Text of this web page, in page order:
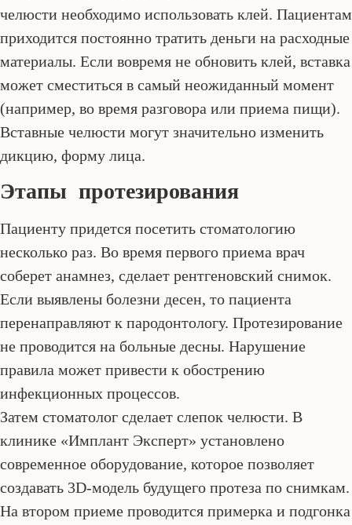
челюсти необходимо использовать клей. Пациентам
приходится постоянно тратить деньги на расходные
материалы. Если вовремя не обновить клей, вставка
может сместиться в самый неожиданный момент
(например, во время разговора или приема пищи).
Вставные челюсти могут значительно изменить
дикцию, форму лица.
Этапы протезирования
Пациенту придется посетить стоматологию
несколько раз. Во время первого приема врач
соберет анамнез, сделает рентгеновский снимок.
Если выявлены болезни десен, то пациента
перенаправляют к пародонтологу. Протезирование
не проводится на больные десны. Нарушение
правила может привести к обострению
инфекционных процессов.
Затем стоматолог сделает слепок челюсти. В
клинике «Имплант Эксперт» установлено
современное оборудование, которое позволяет
создавать 3D-модель будущего протеза по снимкам.
На втором приеме проводится примерка и подгонка